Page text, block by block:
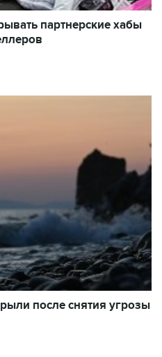
партнерские хабы
после снятия угрозы